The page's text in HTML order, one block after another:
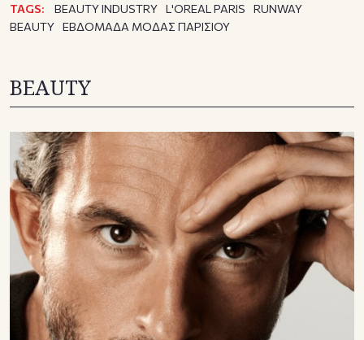
TAGS: BEAUTY INDUSTRY L'OREAL PARIS
RUNWAY
BEAUTY ΕΒΔΟΜΑΔΑ ΜΟΔΑΣ ΠΑΡΙΣΙΟΥ
BEAUTY